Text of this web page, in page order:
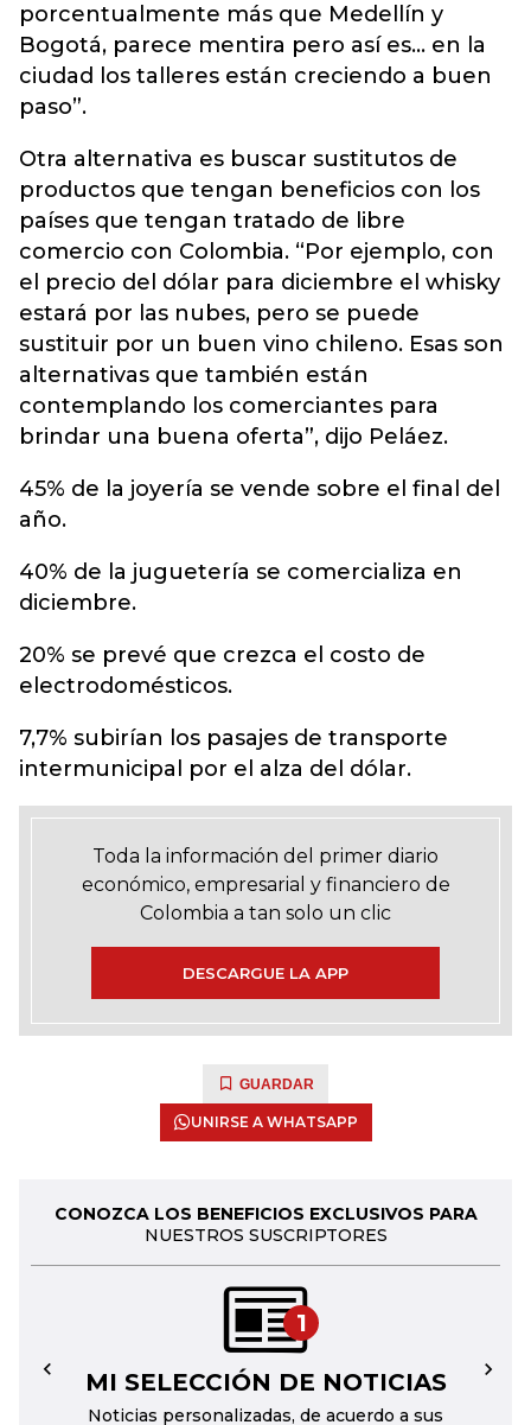
porcentualmente más que Medellín y
Bogotá, parece mentira pero así es... en la
ciudad los talleres están creciendo a buen
paso”.
Otra alternativa es buscar sustitutos de
productos que tengan beneficios con los
países que tengan tratado de libre
comercio con Colombia. “Por ejemplo, con
el precio del dólar para diciembre el whisky
estará por las nubes, pero se puede
sustituir por un buen vino chileno. Esas son
alternativas que también están
contemplando los comerciantes para
brindar una buena oferta”, dijo Peláez.
45% de la joyería se vende sobre el final del
año.
40% de la juguetería se comercializa en
diciembre.
20% se prevé que crezca el costo de
electrodomésticos.
7,7% subirían los pasajes de transporte
intermunicipal por el alza del dólar.
Toda la información del primer diario
económico, empresarial y financiero de
Colombia a tan solo un clic
DESCARGUE LA APP
GUARDAR
UNIRSE A WHATSAPP
CONOZCA LOS BENEFICIOS EXCLUSIVOS PARA
NUESTROS SUSCRIPTORES
1
MI SELECCIÓN DE NOTICIAS
Noticias personalizadas, de acuerdo a sus
← →